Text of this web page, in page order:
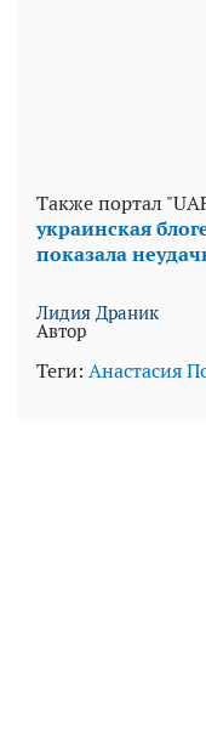
Также портал
украинская
показала
Лидия Драник
Автор
Теги: Анастасия